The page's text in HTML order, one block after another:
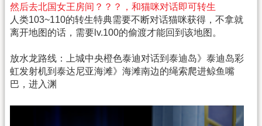
然后去北国女王房间？？？，和猫咪对话即可转生
人类103~110的转生特典需要不断对话猫咪获得，不拿就
离开地图的话，需要lv.100的偷渡才能回到该地图。
放水龙路线：上城中央橙色泰迪对话到泰迪岛》泰迪岛彩
虹发射机到泰达尼亚海滩》海滩南边的绳索爬进鲸鱼嘴
巴，进入渊